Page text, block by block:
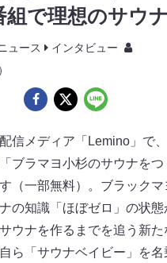
で理想のサウ
ュース
インタビュー
信メディア「Lemino」で
ブラマヨ小杉のサウナをつ
（一部無料）。ブラック
の知識「ほぼゼロ」の状態
ウナを作るまでを追う新た
ら「サウナベイビー」を